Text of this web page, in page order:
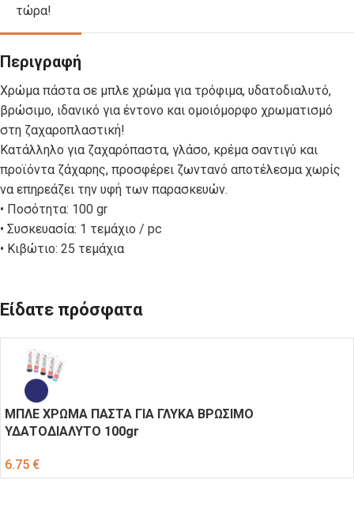
τώρα!
Περιγραφή
Χρώμα πάστα σε μπλε χρώμα για τρόφιμα, υδατοδιαλυτό,
βρώσιμο, ιδανικό για έντονο και ομοιόμορφο χρωματισμό
στη ζαχαροπλαστική!
Κατάλληλο για ζαχαρόπαστα, γλάσο, κρέμα σαντιγύ και
προϊόντα ζάχαρης, προσφέρει ζωντανό αποτέλεσμα χωρίς
να επηρεάζει την υφή των παρασκευών.
• Ποσότητα: 100 gr
• Συσκευασία: 1 τεμάχιο / pc
• Κιβώτιο: 25 τεμάχια
Είδατε πρόσφατα
ΜΠΛΕ ΧΡΩΜΑ ΠΑΣΤΑ ΓΙΑ ΓΛΥΚΑ ΒΡΩΣΙΜΟ
ΥΔΑΤΟΔΙΑΛΥΤΟ 100gr
6.75 €